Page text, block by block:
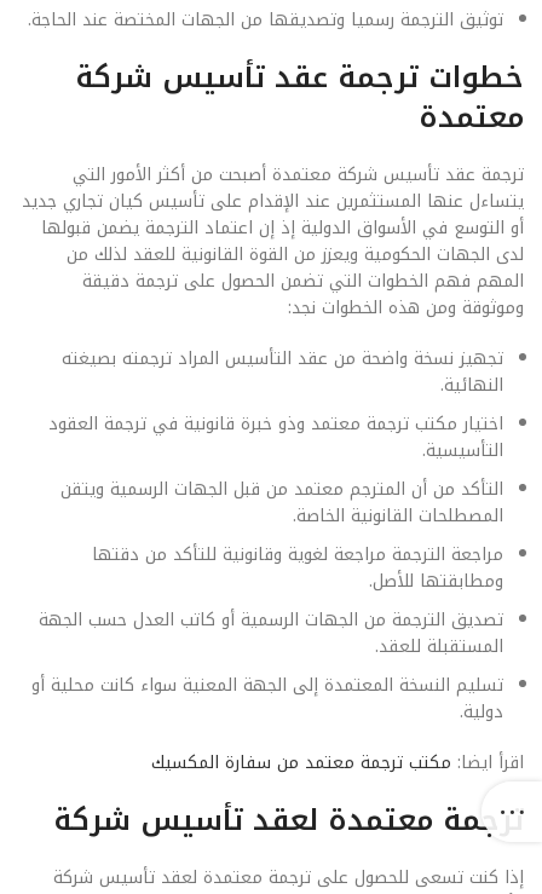
توثيق الترجمة رسميا وتصديقها من الجهات المختصة عند الحاجة.
خطوات ترجمة عقد تأسيس شركة
معتمدة
ترجمة عقد تأسيس شركة معتمدة أصبحت من أكثر الأمور التي
يتساءل عنها المستثمرين عند الإقدام على تأسيس كيان تجاري جديد
أو التوسع في الأسواق الدولية إذ إن اعتماد الترجمة يضمن قبولها
لدى الجهات الحكومية ويعزز من القوة القانونية للعقد لذلك من
المهم فهم الخطوات التي تضمن الحصول على ترجمة دقيقة
وموثوقة ومن هذه الخطوات نجد:
تجهيز نسخة واضحة من عقد التأسيس المراد ترجمته بصيغته
النهائية.
اختيار مكتب ترجمة معتمد وذو خبرة قانونية في ترجمة العقود
التأسيسية.
التأكد من أن المترجم معتمد من قبل الجهات الرسمية ويتقن
المصطلحات القانونية الخاصة.
مراجعة الترجمة مراجعة لغوية وقانونية للتأكد من دقتها
ومطابقتها للأصل.
تصديق الترجمة من الجهات الرسمية أو كاتب العدل حسب الجهة
المستقبلة للعقد.
تسليم النسخة المعتمدة إلى الجهة المعنية سواء كانت محلية أو
دولية.
اقرأ ايضا: مكتب ترجمة معتمد من سفارة المكسيك
ترجمة معتمدة لعقد تأسيس شركة
إذا كنت تسعى للحصول على ترجمة معتمدة لعقد تأسيس شركة